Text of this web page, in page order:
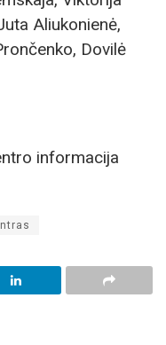
Aliukonienė,
Dovilė
informacija